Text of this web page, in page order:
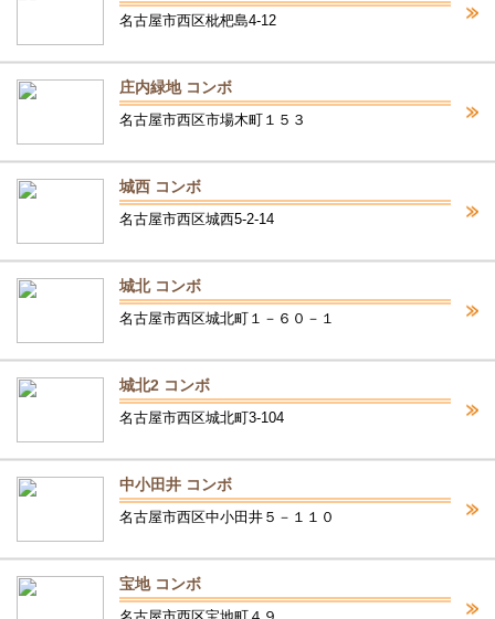
名古屋市西区枇杷島4-12
庄内緑地 コンボ
名古屋市西区市場木町１５３
城西 コンボ
名古屋市西区城西5-2-14
城北 コンボ
名古屋市西区城北町１－６０－１
城北2 コンボ
名古屋市西区城北町3-104
中小田井 コンボ
名古屋市西区中小田井５－１１０
宝地 コンボ